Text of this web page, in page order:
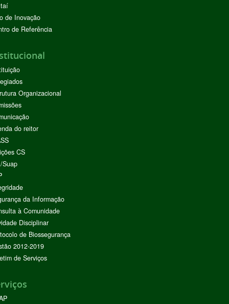
de Inovação
de Referência
Organizacional
do reitor
CS
Suap
da Informação
à Comunidade
Disciplinar
de Biossegurança
2012-2019
de Serviços